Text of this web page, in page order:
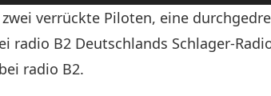
verrückte Piloten, eine
radio B2 Deutschlands Schlager-
radio B2.